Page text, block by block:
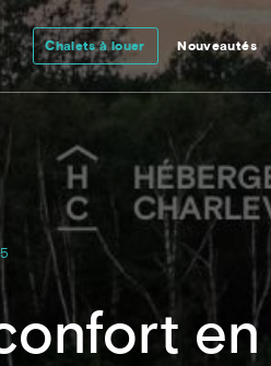
Chalets à louer Nouveautés
en